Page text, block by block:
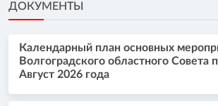
ДОКУМЕНТЫ
Календарный план основных
Волгоградского областного Совета
Август 2026 года